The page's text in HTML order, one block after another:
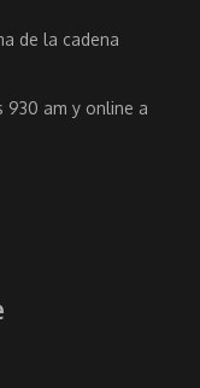
de la cadena
930 am y online a